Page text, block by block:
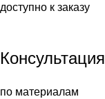
доступно к заказу
Консультация
по материалам